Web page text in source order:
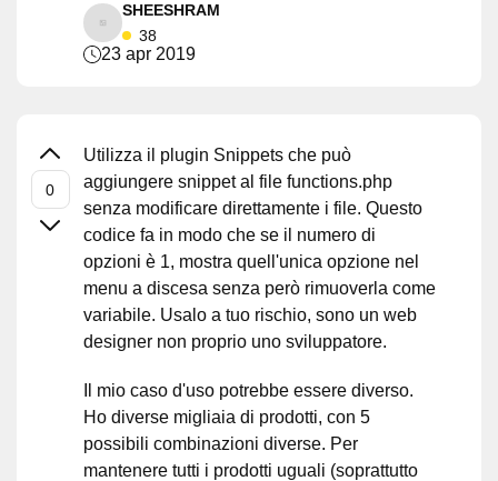
SHEESHRAM
38
23 apr 2019
Utilizza il plugin Snippets che può
aggiungere snippet al file functions.php
senza modificare direttamente i file. Questo
codice fa in modo che se il numero di
opzioni è 1, mostra quell'unica opzione nel
menu a discesa senza però rimuoverla come
variabile. Usalo a tuo rischio, sono un web
designer non proprio uno sviluppatore.
Il mio caso d'uso potrebbe essere diverso.
Ho diverse migliaia di prodotti, con 5
possibili combinazioni diverse. Per
mantenere tutti i prodotti uguali (soprattutto